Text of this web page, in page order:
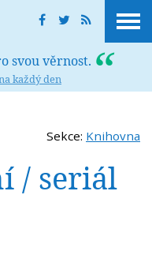
svou věrnost.
každý den
Sekce: Knihovna
/ seriál